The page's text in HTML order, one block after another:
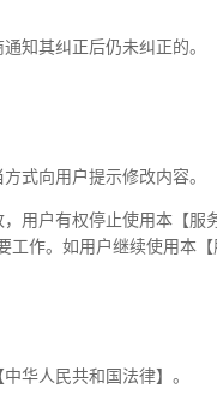
知其纠正后仍未纠正的。
式向用户提示修改内容。
用户有权停止使用本【
作。如用户继续使用本
华人民共和国法律】。